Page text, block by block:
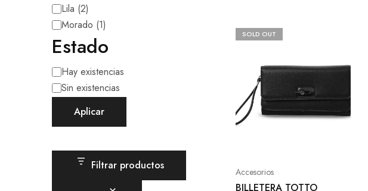
SOLD OUT
Accesorios
BILLETERA TOTTO
Lila (2)
Morado (1)
Estado
Hay existencias
Sin existencias
Aplicar
Filtrar productos